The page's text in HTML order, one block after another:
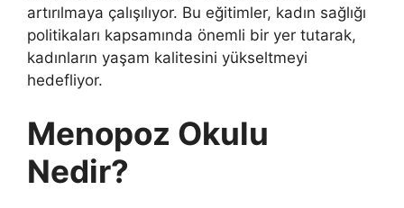
artırılmaya çalışılıyor. Bu eğitimler, kadın sağlığı
politikaları kapsamında önemli bir yer tutarak,
kadınların yaşam kalitesini yükseltmeyi
hedefliyor.
Menopoz Okulu
Nedir?